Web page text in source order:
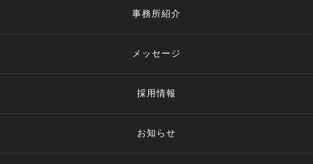
事務所紹介
メッセージ
採用情報
お知らせ